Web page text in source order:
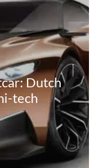
Dutch
tech